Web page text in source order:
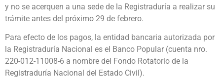
y no se acerquen a una sede de la Registraduría a realizar su
trámite antes del próximo 29 de febrero.
Para efecto de los pagos, la entidad bancaria autorizada por
la Registraduría Nacional es el Banco Popular (cuenta nro.
220-012-11008-6 a nombre del Fondo Rotatorio de la
Registraduría Nacional del Estado Civil).